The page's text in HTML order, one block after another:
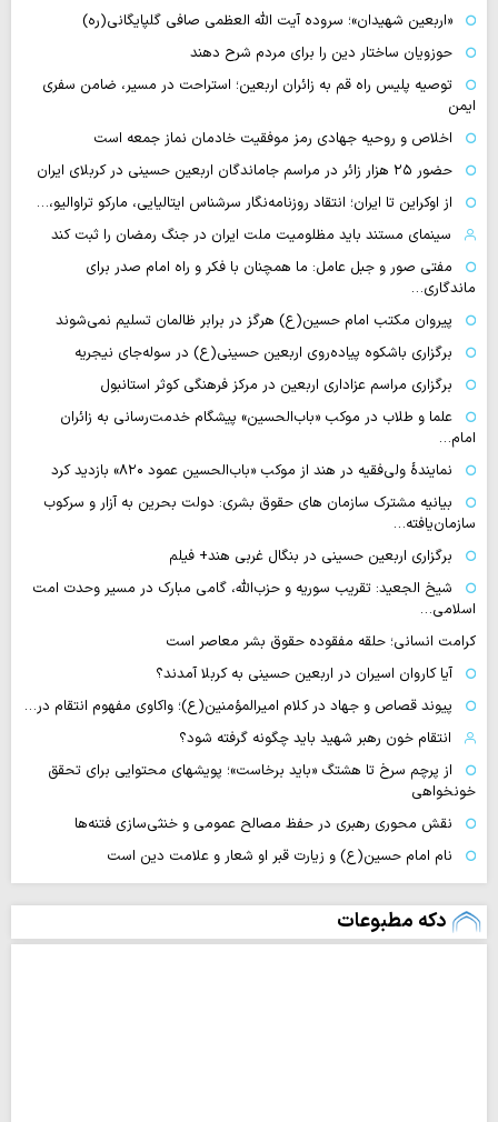
«اربعین شهیدان»؛ سروده آیت الله العظمی صافی گلپایگانی(ره)
حوزویان ساختار دین را برای مردم شرح دهند
توصیه پلیس راه قم به زائران اربعین؛ استراحت در مسیر، ضامن سفری
ایمن
اخلاص و روحیه جهادی رمز موفقیت خادمان نماز جمعه است
حضور ۲۵ هزار زائر در مراسم جاماندگان اربعین حسینی در کربلای ایران
از اوکراین تا ایران؛ انتقاد روزنامه‌نگار سرشناس ایتالیایی، مارکو تراوالیو،…
سینمای مستند باید مظلومیت ملت ایران در جنگ رمضان را ثبت کند
مفتی صور و جبل عامل: ما همچنان با فکر و راه امام صدر برای
ماندگاری…
پیروان مکتب امام حسین(ع) هرگز در برابر ظالمان تسلیم نمی‌شوند
برگزاری باشکوه پیاده‌روی اربعین حسینی(ع) در سوله‌جای نیجریه
برگزاری مراسم عزاداری اربعین در مرکز فرهنگی کوثر استانبول
علما و طلاب در موکب «باب‌الحسین» پیشگام خدمت‌رسانی به زائران
امام…
نمایندهٔ ولی‌فقیه در هند از موکب «باب‌الحسین عمود ۸۲۰» بازدید کرد
بیانیه مشترک سازمان های حقوق بشری: دولت بحرین به آزار و سرکوب
سازمان‌یافته…
برگزاری اربعین حسینی در بنگال غربی هند+ فیلم
شیخ الجعید: تقریب سوریه و حزب‌الله، گامی مبارک در مسیر وحدت امت
اسلامی…
کرامت انسانی؛ حلقه مفقوده حقوق بشر معاصر است
آیا کاروان اسیران در اربعین حسینی به کربلا آمدند؟
پیوند قصاص و جهاد در کلام امیرالمؤمنین(ع)؛ واکاوی مفهوم انتقام در…
انتقام خون رهبر شهید باید چگونه گرفته شود؟
از پرچم سرخ تا هشتگ «باید برخاست»؛ پویشهای محتوایی برای تحقق
خونخواهی
نقش محوری رهبری در حفظ مصالح عمومی و خنثی‌سازی فتنه‌ها
نام امام حسین(ع) و زیارت قبر او شعار و علامت دین است
دکه مطبوعات